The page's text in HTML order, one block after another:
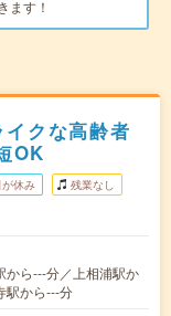
ます！
イクな高齢者
OK
が休み 残業なし
から---分／上相浦駅か
駅から---分